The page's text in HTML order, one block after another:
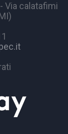
Via calatafimi